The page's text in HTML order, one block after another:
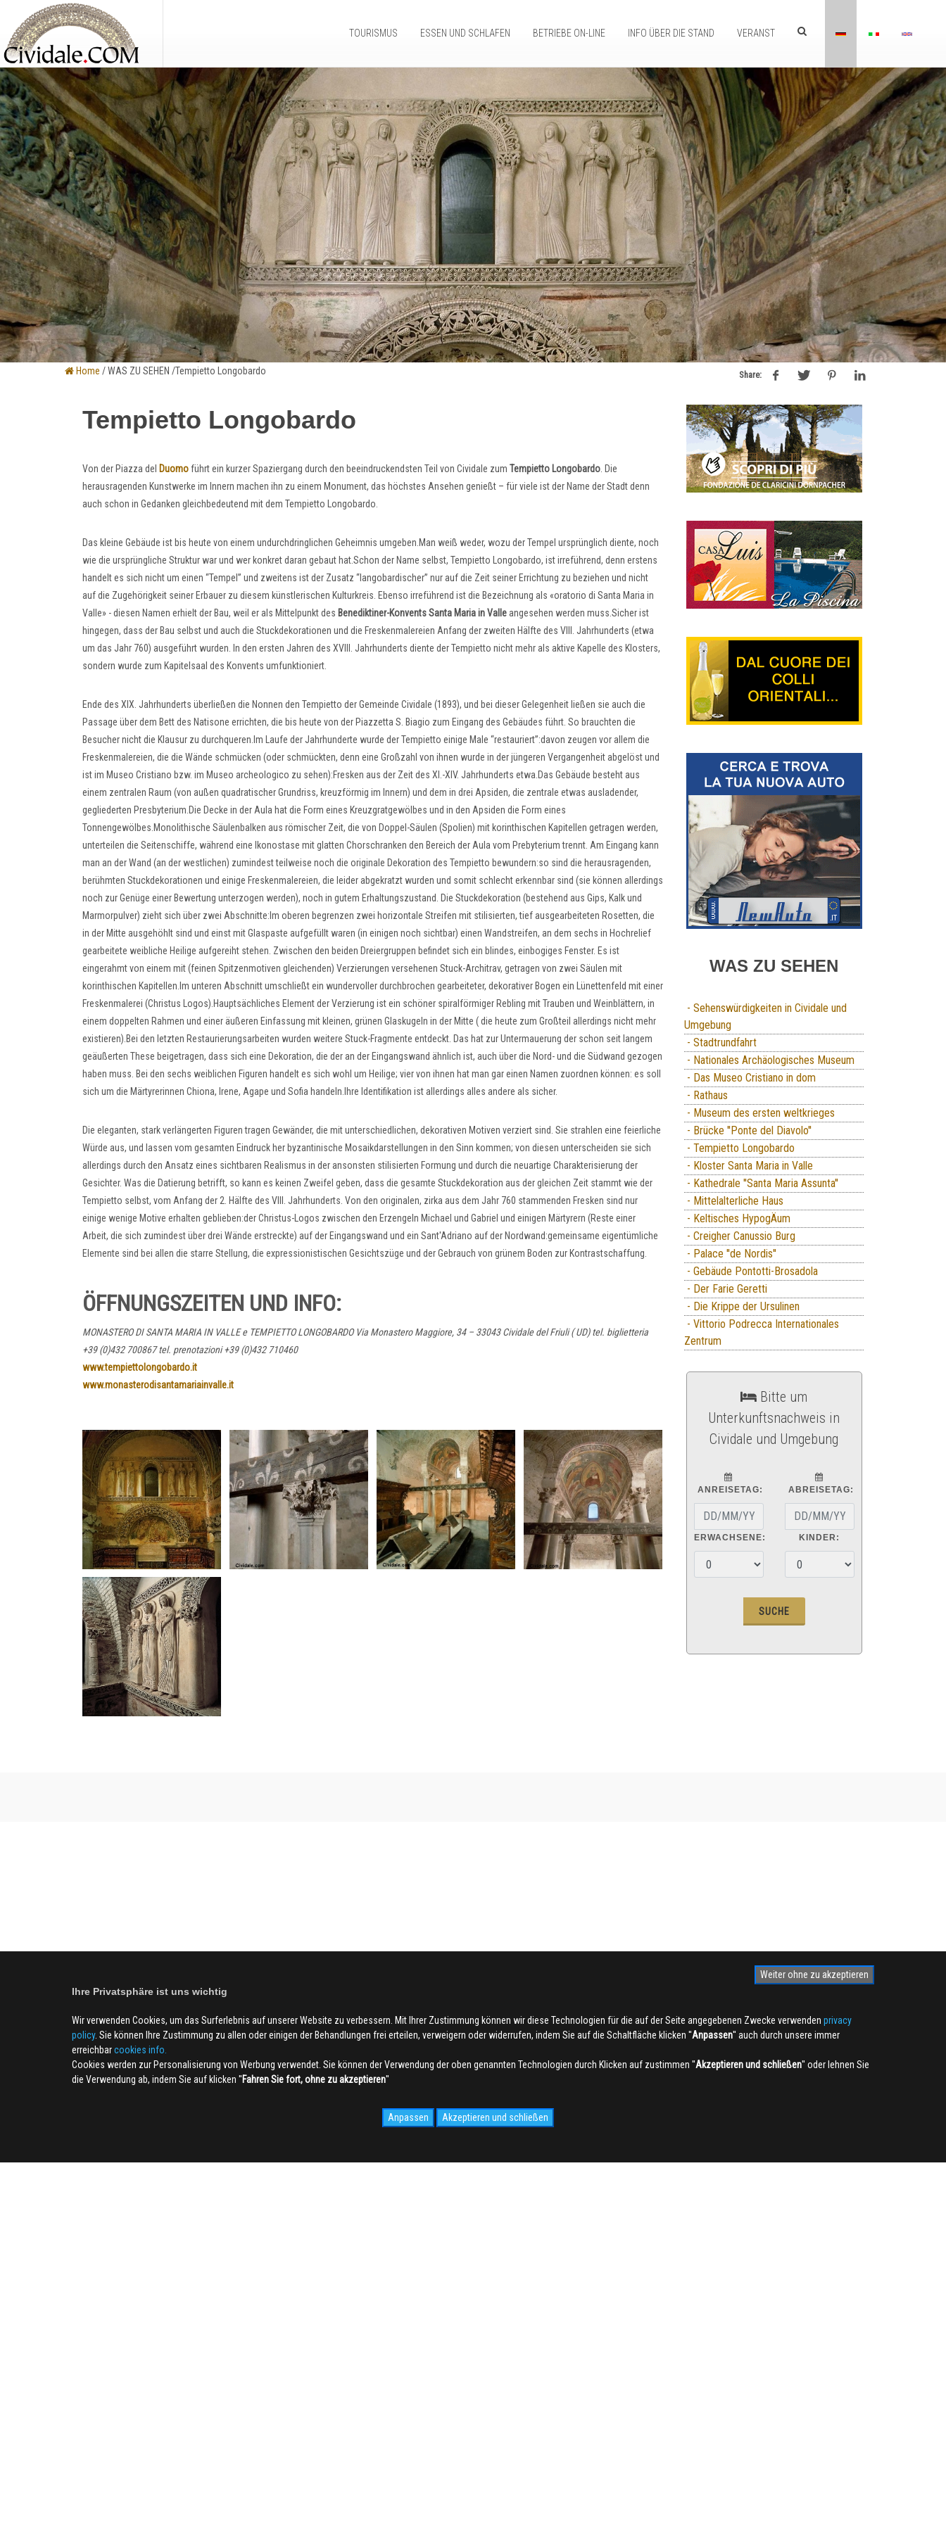
TOURISMUS ESSEN UND SCHLAFEN BETRIEBE ON-LINE INFO ÜBER DIE STAND VERANST
Home / WAS ZU SEHEN /Tempietto Longobardo Share:
Tempietto Longobardo
Von der Piazza del Duomoführt ein kurzer Spaziergang durch den beeindruckendsten Teil von Cividale zum Tempietto Longobardo. Die
herausragenden Kunstwerke im Innern machen ihn zu einem Monument, das höchstes Ansehen genießt – für viele ist der Name der Stadt denn
auch schon in Gedanken gleichbedeutend mit dem Tempietto Longobardo.
Das kleine Gebäude ist bis heute von einem undurchdringlichen Geheimnis umgeben.Man weiß weder, wozu der Tempel ursprünglich diente, noch
wie die ursprüngliche Struktur war und wer konkret daran gebaut hat.Schon der Name selbst, Tempietto Longobardo, ist irreführend, denn erstens
handelt es sich nicht um einen “Tempel” und zweitens ist der Zusatz “langobardischer” nur auf die Zeit seiner Errichtung zu beziehen und nicht
auf die Zugehörigkeit seiner Erbauer zu diesem künstlerischen Kulturkreis. Ebenso irreführend ist die Bezeichnung als «oratorio di Santa Maria in
Valle» - diesen Namen erhielt der Bau, weil er als Mittelpunkt des Benediktiner-Konvents Santa Maria in Valleangesehen werden muss.Sicher ist
hingegen, dass der Bau selbst und auch die Stuckdekorationen und die Freskenmalereien Anfang der zweiten Hälfte des VIII. Jahrhunderts (etwa
um das Jahr 760) ausgeführt wurden. In den ersten Jahren des XVIII. Jahrhunderts diente der Tempietto nicht mehr als aktive Kapelle des Klosters,
sondern wurde zum Kapitelsaal des Konvents umfunktioniert.
Ende des XIX. Jahrhunderts überließen die Nonnen den Tempietto der Gemeinde Cividale (1893), und bei dieser Gelegenheit ließen sie auch die
Passage über dem Bett des Natisone errichten, die bis heute von der Piazzetta S. Biagio zum Eingang des Gebäudes führt. So brauchten die
Besucher nicht die Klausur zu durchqueren.Im Laufe der Jahrhunderte wurde der Tempietto einige Male “restauriert”:davon zeugen vor allem die
Freskenmalereien, die die Wände schmücken (oder schmückten, denn eine Großzahl von ihnen wurde in der jüngeren Vergangenheit abgelöst und
ist im Museo Cristiano bzw. im Museo archeologico zu sehen):Fresken aus der Zeit des XI.-XIV. Jahrhunderts etwa.Das Gebäude besteht aus
einem zentralen Raum (von außen quadratischer Grundriss, kreuzförmig im Innern) und dem in drei Apsiden, die zentrale etwas ausladender,
gegliederten Presbyterium.Die Decke in der Aula hat die Form eines Kreuzgratgewölbes und in den Apsiden die Form eines
Tonnengewölbes.Monolithische Säulenbalken aus römischer Zeit, die von Doppel-Säulen (Spolien) mit korinthischen Kapitellen getragen werden,
unterteilen die Seitenschiffe, während eine Ikonostase mit glatten Chorschranken den Bereich der Aula vom Prebyterium trennt. Am Eingang kann
man an der Wand (an der westlichen) zumindest teilweise noch die originale Dekoration des Tempietto bewundern:so sind die herausragenden,
berühmten Stuckdekorationen und einige Freskenmalereien, die leider abgekratzt wurden und somit schlecht erkennbar sind (sie können allerdings
noch zur Genüge einer Bewertung unterzogen werden), noch in gutem Erhaltungszustand. Die Stuckdekoration (bestehend aus Gips, Kalk und
Marmorpulver) zieht sich über zwei Abschnitte:Im oberen begrenzen zwei horizontale Streifen mit stilisierten, tief ausgearbeiteten Rosetten, die
in der Mitte ausgehöhlt sind und einst mit Glaspaste aufgefüllt waren (in einigen noch sichtbar) einen Wandstreifen, an dem sechs in Hochrelief
gearbeitete weibliche Heilige aufgereiht stehen. Zwischen den beiden Dreiergruppen befindet sich ein blindes, einbogiges Fenster. Es ist
eingerahmt von einem mit (feinen Spitzenmotiven gleichenden) Verzierungen versehenen Stuck-Architrav, getragen von zwei Säulen mit
korinthischen Kapitellen.Im unteren Abschnitt umschließt ein wundervoller durchbrochen gearbeiteter, dekorativer Bogen ein Lünettenfeld mit einer
Freskenmalerei (Christus Logos).Hauptsächliches Element der Verzierung ist ein schöner spiralförmiger Rebling mit Trauben und Weinblättern, in
einem doppelten Rahmen und einer äußeren Einfassung mit kleinen, grünen Glaskugeln in der Mitte ( die heute zum Großteil allerdings nicht mehr
existieren).Bei den letzten Restaurierungsarbeiten wurden weitere Stuck-Fragmente entdeckt. Das hat zur Untermauerung der schon seit langem
geäußerten These beigetragen, dass sich eine Dekoration, die der an der Eingangswand ähnlich ist, auch über die Nord- und die Südwand gezogen
haben muss. Bei den sechs weiblichen Figuren handelt es sich wohl um Heilige; vier von ihnen hat man gar einen Namen zuordnen können: es soll
sich um die Märtyrerinnen Chiona, Irene, Agape und Sofia handeln.Ihre Identifikation ist allerdings alles andere als sicher.
Die eleganten, stark verlängerten Figuren tragen Gewänder, die mit unterschiedlichen, dekorativen Motiven verziert sind. Sie strahlen eine feierliche
Würde aus, und lassen vom gesamten Eindruck her byzantinische Mosaikdarstellungen in den Sinn kommen; von diesen unterscheiden sie sich
allerdings durch den Ansatz eines sichtbaren Realismus in der ansonsten stilisierten Formung und durch die neuartige Charakterisierung der
Gesichter. Was die Datierung betrifft, so kann es keinen Zweifel geben, dass die gesamte Stuckdekoration aus der gleichen Zeit stammt wie der
Tempietto selbst, vom Anfang der 2. Hälfte des VIII. Jahrhunderts. Von den originalen, zirka aus dem Jahr 760 stammenden Fresken sind nur
einige wenige Motive erhalten geblieben:der Christus-Logos zwischen den Erzengeln Michael und Gabriel und einigen Märtyrern (Reste einer
Arbeit, die sich zumindest über drei Wände erstreckte) auf der Eingangswand und ein Sant'Adriano auf der Nordwand:gemeinsame eigentümliche
Elemente sind bei allen die starre Stellung, die expressionistischen Gesichtszüge und der Gebrauch von grünem Boden zur Kontrastschaffung.
ÖFFNUNGSZEITEN UND INFO:
MONASTERO DI SANTA MARIA IN VALLE e TEMPIETTO LONGOBARDO Via Monastero Maggiore, 34 – 33043 Cividale del Friuli ( UD) tel. biglietteria
+39 (0)432 700867 tel. prenotazioni +39 (0)432 710460
www.tempiettolongobardo.it
www.monasterodisantamariainvalle.it
WAS ZU SEHEN
- Sehenswürdigkeiten in Cividale und
Umgebung
- Stadtrundfahrt
- Nationales Archäologisches Museum
- Das Museo Cristiano in dom
- Rathaus
- Museum des ersten weltkrieges
- Brücke ''Ponte del Diavolo''
- Tempietto Longobardo
- Kloster Santa Maria in Valle
- Kathedrale ''Santa Maria Assunta''
- Mittelalterliche Haus
- Keltisches HypogÄum
- Creigher Canussio Burg
- Palace ''de Nordis''
- Gebäude Pontotti-Brosadola
- Der Farie Geretti
- Die Krippe der Ursulinen
- Vittorio Podrecca Internationales
Zentrum
Bitte um
Unterkunftsnachweis in
Cividale und Umgebung
ANREISETAG: ABREISETAG:
ERWACHSENE: KINDER:
Weiter ohne zu akzeptieren
Ihre Privatsphäre ist uns wichtig
Wir verwenden Cookies, um das Surferlebnis auf unserer Website zu verbessern. Mit Ihrer Zustimmung können wir diese Technologien für die auf der Seite angegebenen Zwecke verwenden privacy
policy. Sie können Ihre Zustimmung zu allen oder einigen der Behandlungen frei erteilen, verweigern oder widerrufen, indem Sie auf die Schaltfläche klicken ''Anpassen'' auch durch unsere immer
erreichbarcookies info.
Cookies werden zur Personalisierung von Werbung verwendet. Sie können der Verwendung der oben genannten Technologien durch Klicken auf zustimmen ''Akzeptieren und schließen'' oder lehnen Sie
die Verwendung ab, indem Sie auf klicken ''Fahren Sie fort, ohne zu akzeptieren''
Anpassen Akzeptieren und schließen